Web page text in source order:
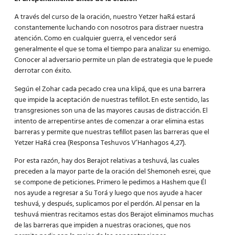
A través del curso de la oración, nuestroYetzer haRáestará
constantemente luchando con nosotros para distraer nuestra
atención. Como en cualquier guerra, el vencedor será
generalmente el que se toma el tiempo para analizar su enemigo.
Conocer al adversario permite un plan de estrategia que le puede
derrotar con éxito.
Según el Zohar cada pecado crea una klipá, que es una barrera
que impide la aceptación de nuestras tefillot. En este sentido, las
transgresiones son una de las mayores causas de distracción. El
intento de arrepentirse antes de comenzar a orar elimina estas
barreras y permite que nuestras tefillot pasen las barreras que el
Yetzer HaRá crea (Responsa Teshuvos V’Hanhagos 4,27).
Por esta razón, hay dos Berajot relativas a teshuvá, las cuales
preceden a la mayor parte de la oración delShemoneh esrei, que
se compone de peticiones. Primero le pedimos a Hashem que Él
nos ayude a regresar a Su Torá y luego que nos ayude a hacer
teshuvá, y después, suplicamos por el perdón. Al pensar en la
teshuvá mientras recitamos estas dos Berajot eliminamos muchas
de las barreras que impiden a nuestras oraciones, que nos